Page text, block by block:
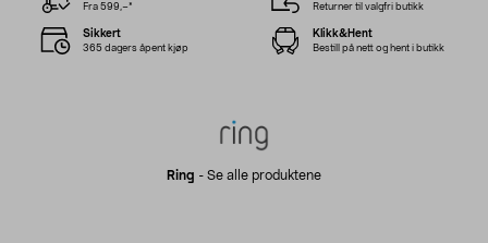
Ring - Se alle produktene
Fra 599,–* Returner til valgfri butikk
Sikkert
365 dagers åpent kjøp
Klikk&Hent
Bestill på nett og hent i butikk